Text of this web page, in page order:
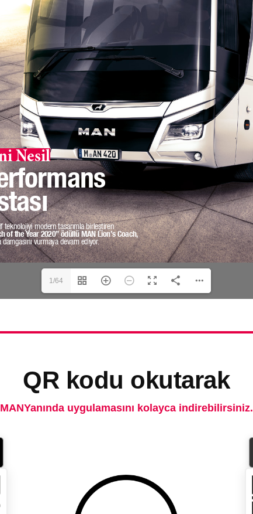
1/64
QR kodu okutarak
MANYanında uygulamasını kolayca indirebilirsiniz.